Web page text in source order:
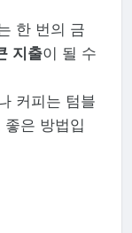
한 번의 금
지출이 될 수
커피는 텀블
은 방법입